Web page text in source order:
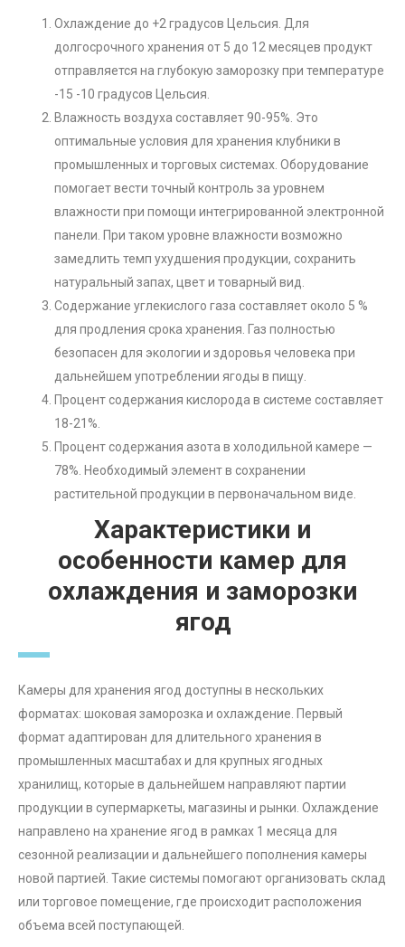
Охлаждение до +2 градусов Цельсия. Для
долгосрочного хранения от 5 до 12 месяцев продукт
отправляется на глубокую заморозку при температуре
-15 -10 градусов Цельсия.
Влажность воздуха составляет 90-95%. Это
оптимальные условия для хранения клубники в
промышленных и торговых системах. Оборудование
помогает вести точный контроль за уровнем
влажности при помощи интегрированной электронной
панели. При таком уровне влажности возможно
замедлить темп ухудшения продукции, сохранить
натуральный запах, цвет и товарный вид.
Содержание углекислого газа составляет около 5 %
для продления срока хранения. Газ полностью
безопасен для экологии и здоровья человека при
дальнейшем употреблении ягоды в пищу.
Процент содержания кислорода в системе составляет
18-21%.
Процент содержания азота в холодильной камере —
78%. Необходимый элемент в сохранении
растительной продукции в первоначальном виде.
Характеристики и
особенности камер для
охлаждения и заморозки
ягод
Камеры для хранения ягод доступны в нескольких
форматах: шоковая заморозка и охлаждение. Первый
формат адаптирован для длительного хранения в
промышленных масштабах и для крупных ягодных
хранилищ, которые в дальнейшем направляют партии
продукции в супермаркеты, магазины и рынки. Охлаждение
направлено на хранение ягод в рамках 1 месяца для
сезонной реализации и дальнейшего пополнения камеры
новой партией. Такие системы помогают организовать склад
или торговое помещение, где происходит расположения
объема всей поступающей.